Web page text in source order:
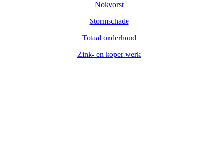
Nokvorst
Stormschade
Totaal onderhoud
Zink- en koper werk